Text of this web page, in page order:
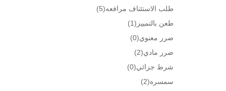
طلب الاستئناف مرافعه(5)
طعن بالتمييز (1)
ضرر معنوي(0)
ضرر مادي(2)
شرط جزائي(0)
سمسره(2)